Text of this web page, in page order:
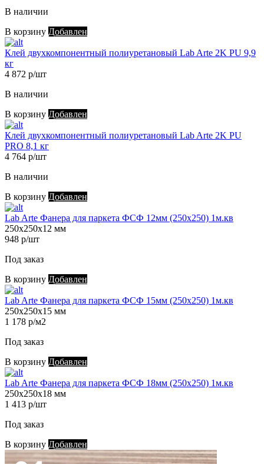
В наличии
В корзину Добавлен
Клей двухкомпонентный полиуретановый Lab Arte 2K PU 9,9
кг
4 872 р/шт
В наличии
В корзину Добавлен
Клей двухкомпонентный полиуретановый Lab Arte 2K PU
PRO 8,1 кг
4 764 р/шт
В наличии
В корзину Добавлен
Lab Arte Фанера для паркета ФСФ 12мм (250х250) 1м.кв
250х250х12 мм
948 р/шт
Под заказ
В корзину Добавлен
Lab Arte Фанера для паркета ФСФ 15мм (250х250) 1м.кв
250х250х15 мм
1 178 р/м2
Под заказ
В корзину Добавлен
Lab Arte Фанера для паркета ФСФ 18мм (250х250) 1м.кв
250х250х18 мм
1 413 р/шт
Под заказ
В корзину Добавлен